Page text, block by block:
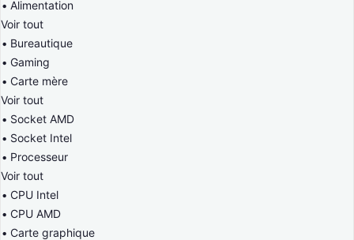
Alimentation
Voir tout
Bureautique
Gaming
Carte mère
Voir tout
Socket AMD
Socket Intel
Processeur
Voir tout
CPU Intel
CPU AMD
Carte graphique